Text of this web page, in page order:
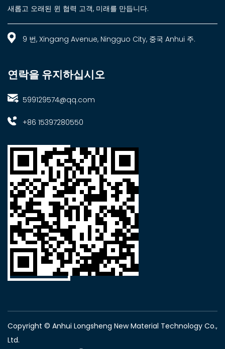
새롭고 오래된 윈 협력 고객, 미래를 만듭니다.
9 번, Xingang Avenue, Ningguo City, 중국 Anhui 주.
연락을 유지하십시오
599129574@qq.com
+86 15397280550
Copyright © Anhui Longsheng New Material Technology Co.,
Ltd.